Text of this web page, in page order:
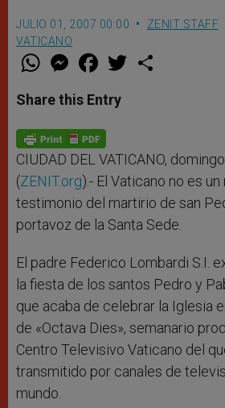
JULIO 01, 2007 00:00 ZENIT STAFF
VATICANO
W
t
s
p
p
M
e
s
e
g
e
r
F
a
e
b
o
k
w
Share this Entry
CIUDAD DEL VATICANO,
(ZENIT.org).- El Vaticano no es
testimonio del martirio de san
portavoz de la Santa Sede.
El padre Federico Lombardi S.I.
la fiesta de los santos Pedro y
que acaba de celebrar la Iglesia
de «Octava Dies», semanario
Centro Televisivo Vaticano del
transmitido por canales de
mundo.